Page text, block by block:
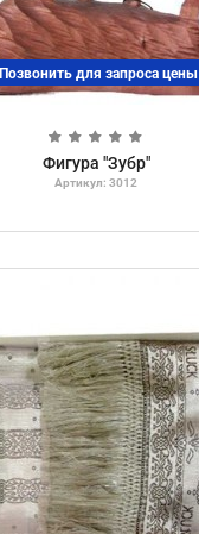
Фигура "Зубр"
Артикул: 3012
Позвонить для запроса цены